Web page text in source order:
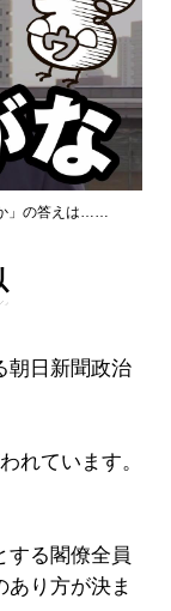
か」の答えは……
朝日新聞政治
れています。
る閣僚全員
あり方が決ま